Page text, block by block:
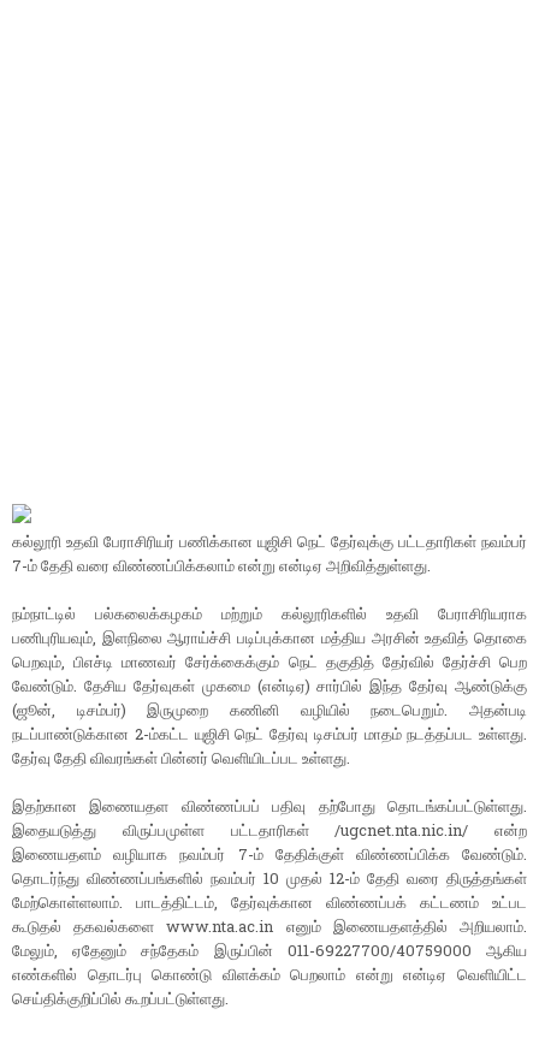
கல்லூரி உதவி பேராசிரியர் பணிக்கான யுஜிசி நெட் தேர்வுக்கு பட்டதாரிகள் நவம்பர்
7-ம் தேதி வரை விண்ணப்பிக்கலாம் என்று என்டிஏ அறிவித்துள்ளது.
நம்நாட்டில் பல்கலைக்கழகம் மற்றும் கல்லூரிகளில் உதவி பேராசிரியராக
பணிபுரியவும், இளநிலை ஆராய்ச்சி படிப்புக்கான மத்திய அரசின் உதவித் தொகை
பெறவும், பிஎச்டி மாணவர் சேர்க்கைக்கும் நெட் தகுதித் தேர்வில் தேர்ச்சி பெற
வேண்டும். தேசிய தேர்வுகள் முகமை (என்டிஏ) சார்பில் இந்த தேர்வு ஆண்டுக்கு
(ஜூன், டிசம்பர்) இருமுறை கணினி வழியில் நடைபெறும். அதன்படி
நடப்பாண்டுக்கான 2-ம்கட்ட யுஜிசி நெட் தேர்வு டிசம்பர் மாதம் நடத்தப்பட உள்ளது.
தேர்வு தேதி விவரங்கள் பின்னர் வெளியிடப்பட உள்ளது.
இதற்கான இணையதள விண்ணப்பப் பதிவு தற்போது தொடங்கப்பட்டுள்ளது.
இதையடுத்து விருப்பமுள்ள பட்டதாரிகள் /ugcnet.nta.nic.in/ என்ற
இணையதளம் வழியாக நவம்பர் 7-ம் தேதிக்குள் விண்ணப்பிக்க வேண்டும்.
தொடர்ந்து விண்ணப்பங்களில் நவம்பர் 10 முதல் 12-ம் தேதி வரை திருத்தங்கள்
மேற்கொள்ளலாம். பாடத்திட்டம், தேர்வுக்கான விண்ணப்பக் கட்டணம் உட்பட
கூடுதல் தகவல்களை www.nta.ac.in எனும் இணையதளத்தில் அறியலாம்.
மேலும், ஏதேனும் சந்தேகம் இருப்பின் 011-69227700/40759000 ஆகிய
எண்களில் தொடர்பு கொண்டு விளக்கம் பெறலாம் என்று என்டிஏ வெளியிட்ட
செய்திக்குறிப்பில் கூறப்பட்டுள்ளது.